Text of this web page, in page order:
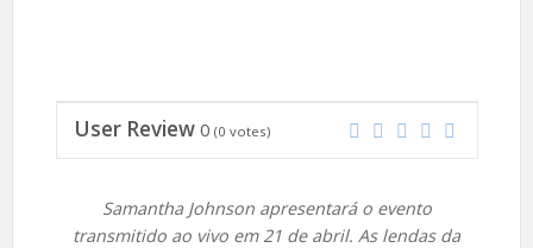
User Review 0 (0 votes)
Samantha Johnson apresentará o evento
transmitido ao vivo em 21 de abril. As lendas da